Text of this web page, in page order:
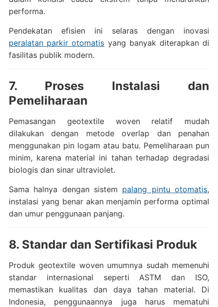
performa.
Pendekatan efisien ini selaras dengan inovasi
peralatan parkir otomatis yang banyak diterapkan di
fasilitas publik modern.
7. Proses Instalasi dan
Pemeliharaan
Pemasangan geotextile woven relatif mudah
dilakukan dengan metode overlap dan penahan
menggunakan pin logam atau batu. Pemeliharaan pun
minim, karena material ini tahan terhadap degradasi
biologis dan sinar ultraviolet.
Sama halnya dengan sistem palang pintu otomatis,
instalasi yang benar akan menjamin performa optimal
dan umur penggunaan panjang.
8. Standar dan Sertifikasi Produk
Produk geotextile woven umumnya sudah memenuhi
standar internasional seperti ASTM dan ISO,
memastikan kualitas dan daya tahan material. Di
Indonesia, penggunaannya juga harus mematuhi